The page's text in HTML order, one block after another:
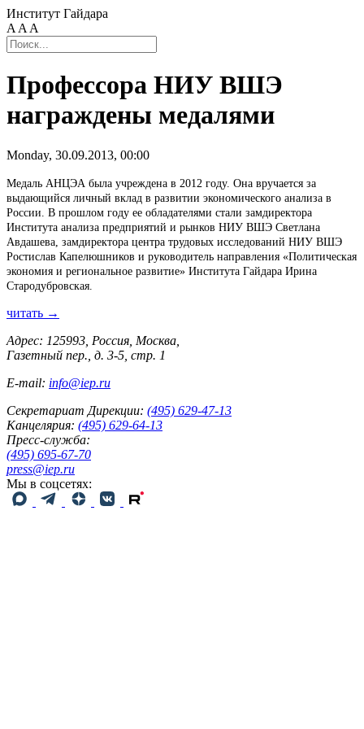
Институт Гайдара
A A A
Профессора НИУ ВШЭ
награждены медалями
Monday, 30.09.2013, 00:00
Медаль АНЦЭА была учреждена в 2012 году. Она вручается за
выдающийся личный вклад в развитии экономического анализа в
России. В прошлом году ее обладателями стали замдиректора
Института анализа предприятий и рынков НИУ ВШЭ Светлана
Авдашева, замдиректора центра трудовых исследований НИУ ВШЭ
Ростислав Капелюшников и руководитель направления «Политическая
экономия и региональное развитие» Института Гайдара Ирина
Стародубровская.
читать →
Адрес: 125993, Россия, Москва,
Газетный пер., д. 3-5, стр. 1
E-mail: info@iep.ru
Секретариат Дирекции: (495) 629-47-13
Канцелярия: (495) 629-64-13
Пресс-служба:
(495) 695-67-70
press@iep.ru
Мы в соцсетях: